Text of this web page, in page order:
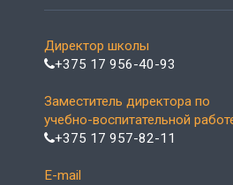
Директор школы
+375 17 956-40-93
Заместитель директора по
учебно-воспитательной
+375 17 957-82-11
E-mail